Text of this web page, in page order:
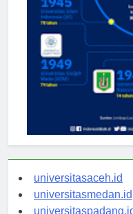
universitasaceh.id
universitasmedan.id